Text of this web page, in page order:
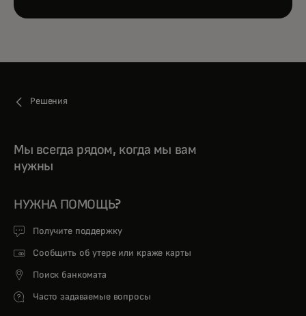
Решения
Мы всегда рядом, когда мы вам
нужны
НУЖНА ПОМОЩЬ?
Получите поддержку
Сообщить об утере или краже карты
Поиск банкомата
Часто задаваемые вопросы